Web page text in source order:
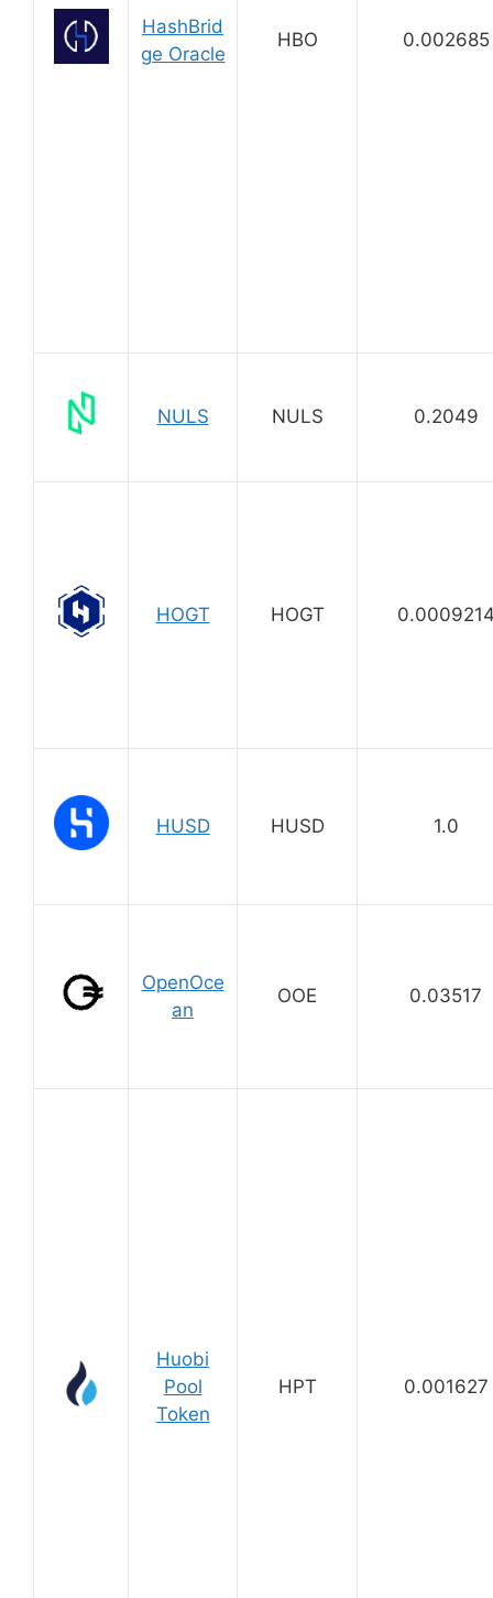
HashBrid
ge Oracle
HBO 0.002685
NULS NULS 0.2049
HOGT HOGT
HUSD HUSD 1.0
OpenOce
an
OOE 0.03517
Huobi
Pool
Token
HPT 0.001627